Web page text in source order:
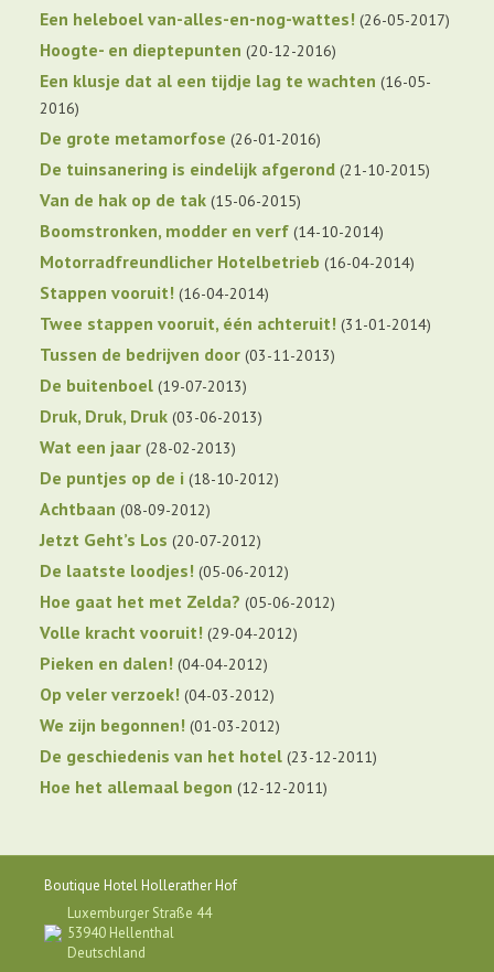
Een heleboel van-alles-en-nog-wattes! 26-05-2017
Hoogte- en dieptepunten 20-12-2016
Een klusje dat al een tijdje lag te wachten 16-05-
2016
De grote metamorfose 26-01-2016
De tuinsanering is eindelijk afgerond 21-10-2015
Van de hak op de tak 15-06-2015
Boomstronken, modder en verf 14-10-2014
Motorradfreundlicher Hotelbetrieb 16-04-2014
Stappen vooruit! 16-04-2014
Twee stappen vooruit, één achteruit! 31-01-2014
Tussen de bedrijven door 03-11-2013
De buitenboel 19-07-2013
Druk, Druk, Druk 03-06-2013
Wat een jaar 28-02-2013
De puntjes op de i 18-10-2012
Achtbaan 08-09-2012
Jetzt Geht’s Los 20-07-2012
De laatste loodjes! 05-06-2012
Hoe gaat het met Zelda? 05-06-2012
Volle kracht vooruit! 29-04-2012
Pieken en dalen! 04-04-2012
Op veler verzoek! 04-03-2012
We zijn begonnen! 01-03-2012
De geschiedenis van het hotel 23-12-2011
Hoe het allemaal begon 12-12-2011
Boutique Hotel Hollerather Hof
Luxemburger Straße 44
53940 Hellenthal
Deutschland